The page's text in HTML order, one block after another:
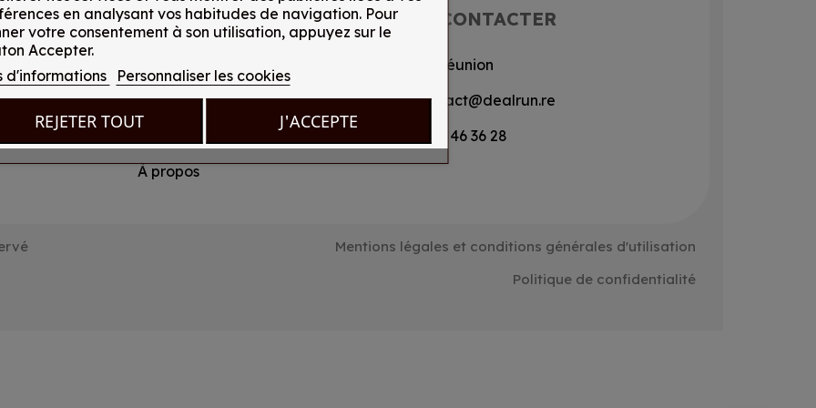
en analysant vos habitudes de navigation. Pour
votre consentement à son utilisation, appuyez sur le
Accepter.
d'informations
Personnaliser les cookies
REJETER TOUT J'ACCEPTE
LIENS UTILES
Accueil
Catégories
À propos
NOUS CONTACTER
La Réunion
email contact@dealrun.re
phone_android 0693 46 36 28
Mentions légales et conditions générales d'utilisation
Politique de confidentialité